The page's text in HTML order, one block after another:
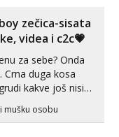
zečica-sisata
videa i c2c💗
za sebe? Onda
Crna duga kosa
kakve još nisi
A usne? O usnama
Prave pune usne
pamćenje, jer
mušku osobu